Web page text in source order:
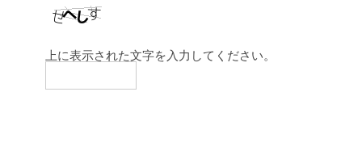
上に表示された文字を入力してください。